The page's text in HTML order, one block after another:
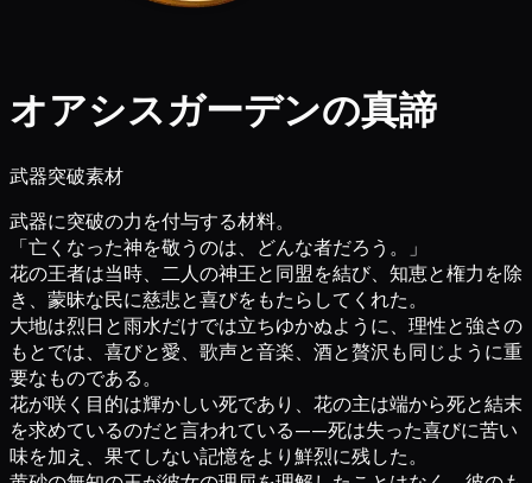
オアシスガーデンの真諦
武器突破素材
武器に突破の力を付与する材料。
「亡くなった神を敬うのは、どんな者だろう。」
花の王者は当時、二人の神王と同盟を結び、知恵と権力を除
き、蒙昧な民に慈悲と喜びをもたらしてくれた。
大地は烈日と雨水だけでは立ちゆかぬように、理性と強さの
もとでは、喜びと愛、歌声と音楽、酒と贅沢も同じように重
要なものである。
花が咲く目的は輝かしい死であり、花の主は端から死と結末
を求めているのだと言われている——死は失った喜びに苦い
味を加え、果てしない記憶をより鮮烈に残した。